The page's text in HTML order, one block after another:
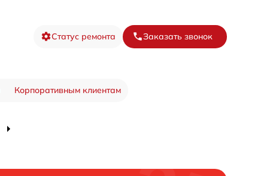
Статус ремонта Заказать звонок
Корпоративным клиентам